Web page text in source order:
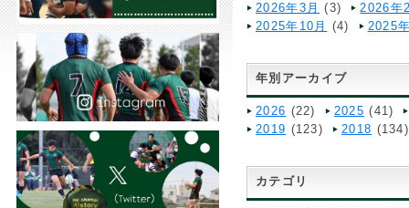
2026年3月 (3)
2026年
2025年10月
(4) 2025
年別アーカイブ
2026 (22) 2025 (41)
2019 (123) 2018 (134)
カテゴリ